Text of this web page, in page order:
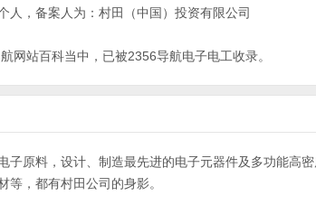
人，备案人为：村田（中国）投资有限公司
网站百科当中，已被2356导航电子电工收录。
子原料，设计、制造最先进的电子元器件及多功能高
等，都有村田公司的身影。